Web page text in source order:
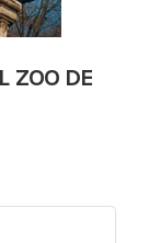
ZOO DE